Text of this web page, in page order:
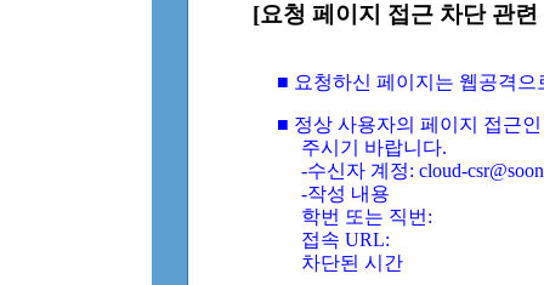
[요청 페이지 접근 차단 관
■ 요청하신 페이지는 웹공격
■ 정상 사용자의 페이지 접근
주시기 바랍니다.
-수신자 계정: cloud-
-작성 내용
학번 또는 직번:
접속 URL:
차단된 시간